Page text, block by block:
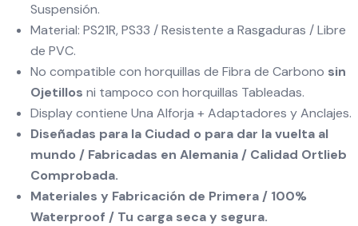
Suspensión.
Material: PS21R, PS33 / Resistente a Rasgaduras / Libre
de PVC.
No compatible con horquillas de Fibra de Carbono sin
Ojetillos ni tampoco con horquillas Tableadas.
Display contiene Una Alforja + Adaptadores y Anclajes.
Diseñadas para la Ciudad o para dar la vuelta al
mundo / Fabricadas en Alemania / Calidad Ortlieb
Comprobada.
Materiales y Fabricación de Primera / 100%
Waterproof / Tu carga seca y segura.